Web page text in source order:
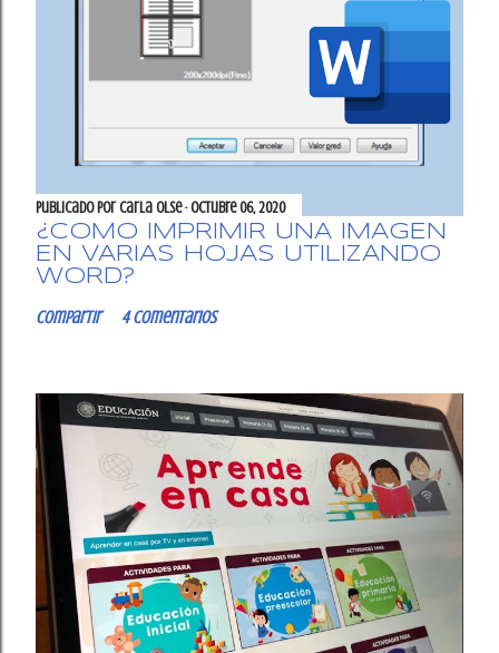
Publicado por Carla OlSe octubre 06, 2020
¿CÓMO IMPRIMIR UNA IMAGEN
EN VARIAS HOJAS UTILIZANDO
WORD?
Compartir 4 comentarios